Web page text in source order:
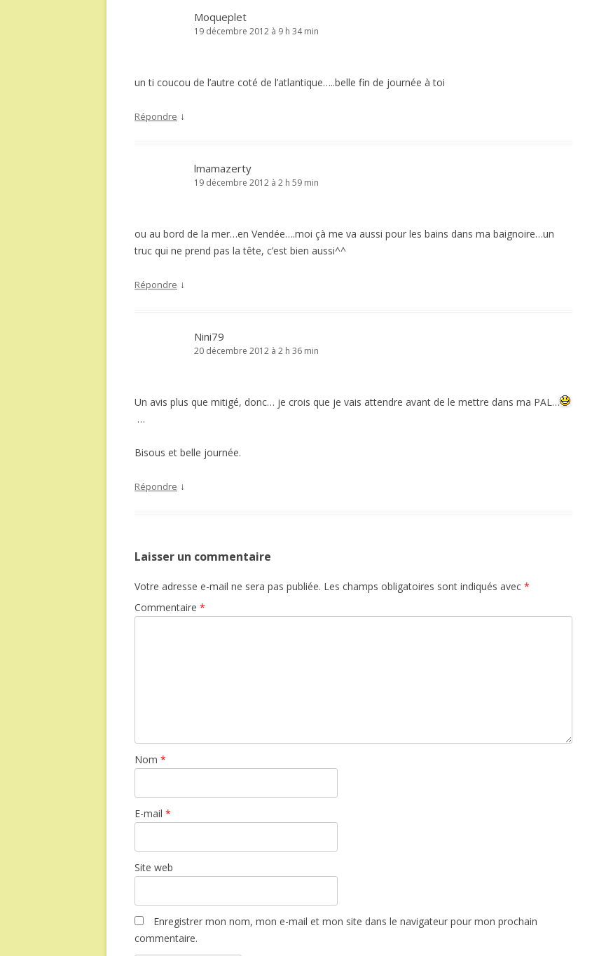
Moqueplet
19 décembre 2012 à 9 h 34 min
un ti coucou de l’autre coté de l’atlantique…..belle fin de journée à toi
Répondre ↓
lmamazerty
19 décembre 2012 à 2 h 59 min
ou au bord de la mer…en Vendée….moi çà me va aussi pour les bains dans ma baignoire…un
truc qui ne prend pas la tête, c’est bien aussi^^
Répondre ↓
Nini79
20 décembre 2012 à 2 h 36 min
Un avis plus que mitigé, donc… je crois que je vais attendre avant de le mettre dans ma PAL…
…
Bisous et belle journée.
Répondre ↓
Laisser un commentaire
Votre adresse e-mail ne sera pas publiée. Les champs obligatoires sont indiqués avec *
Commentaire *
Nom *
E-mail *
Site web
Enregistrer mon nom, mon e-mail et mon site dans le navigateur pour mon prochain
commentaire.